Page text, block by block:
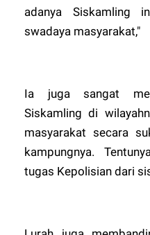
adanya Siskamling
swadaya masyarakat,"
Ia juga sangat
Siskamling di
masyarakat secara
kampungnya.
tugas Kepolisian dari